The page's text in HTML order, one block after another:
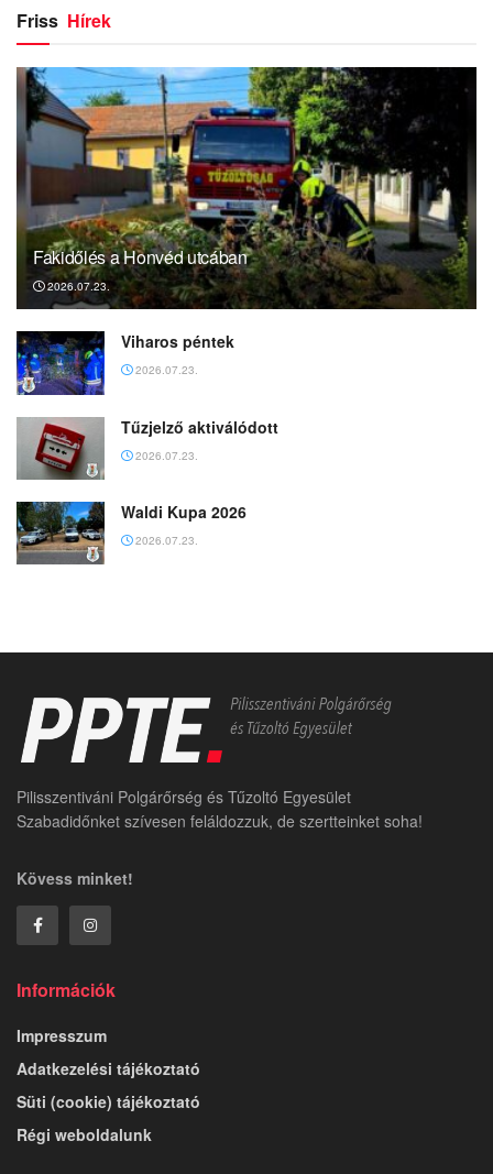
Friss Hírek
Fakidőlés a Honvéd utcában
2026.07.23.
Viharos péntek
2026.07.23.
Tűzjelző aktiválódott
2026.07.23.
Waldi Kupa 2026
2026.07.23.
Pilisszentiváni Polgárőrség és Tűzoltó Egyesület
Szabadidőnket szívesen feláldozzuk, de szertteinket soha!
Kövess minket!
Információk
Impresszum
Adatkezelési tájékoztató
Süti (cookie) tájékoztató
Régi weboldalunk